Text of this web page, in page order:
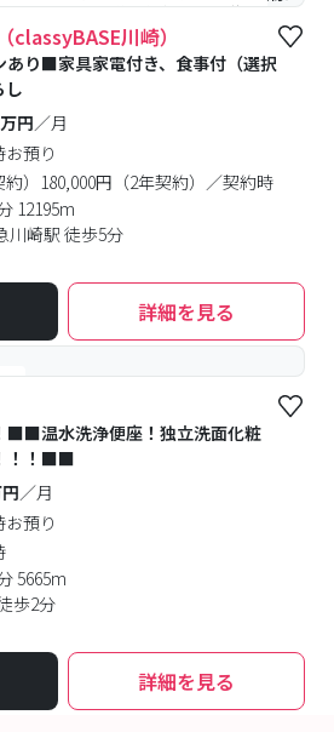
ロアあり #予約受付中 #空室待ち
川崎）
り■家具家電付き、食事付（選択
し
万円／月
預り
約）180,000円（2年契約）／契約時
12195m
川崎駅 徒歩5分
詳細を見る
■■温水洗浄便座！独立洗面化粧
！！■■
／月
お預り
5665m
歩2分
詳細を見る